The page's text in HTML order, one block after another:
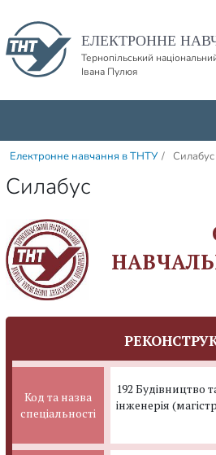
ЕЛЕКТРОННЕ
Тернопільський
Івана Пулюя
Електронне навчання в ТНТУ / Силабус
Силабус
Код та назва
спеціальності
192 Будівництво
інженерія